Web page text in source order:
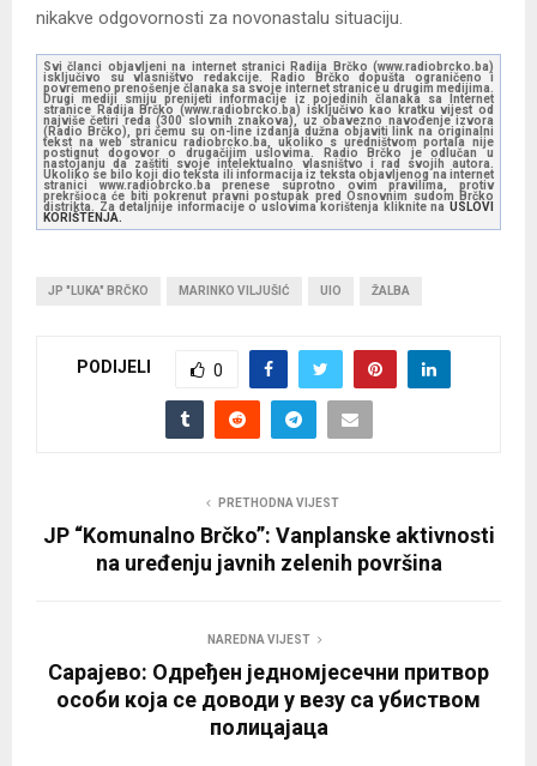
nikakve odgovornosti za novonastalu situaciju.
Svi članci objavljeni na internet stranici Radija Brčko (www.radiobrcko.ba)
isključivo su vlasništvo redakcije. Radio Brčko dopušta ograničeno i
povremeno prenošenje članaka sa svoje internet stranice u drugim medijima.
Drugi mediji smiju prenijeti informacije iz pojedinih članaka sa Internet
stranice Radija Brčko (www.radiobrcko.ba) isključivo kao kratku vijest od
najviše četiri reda (300 slovnih znakova), uz obavezno navođenje izvora
(Radio Brčko), pri čemu su on-line izdanja dužna objaviti link na originalni
tekst na web stranicu radiobrcko.ba, ukoliko s uredništvom portala nije
postignut dogovor o drugačijim uslovima. Radio Brčko je odlučan u
nastojanju da zaštiti svoje intelektualno vlasništvo i rad svojih autora.
Ukoliko se bilo koji dio teksta ili informacija iz teksta objavljenog na internet
stranici www.radiobrcko.ba prenese suprotno ovim pravilima, protiv
prekršioca će biti pokrenut pravni postupak pred Osnovnim sudom Brčko
distrikta. Za detaljnije informacije o uslovima korištenja kliknite na USLOVI
KORIŠTENJA.
JP "LUKA" BRČKO MARINKO VILJUŠIĆ UIO ŽALBA
PODIJELI 0
PRETHODNA VIJEST
JP “Komunalno Brčko”: Vanplanske aktivnosti
na uređenju javnih zelenih površina
NAREDNA VIJEST
Сарајево: Одређен једномјесечни притвор
особи која се доводи у везу са убиством
полицајаца